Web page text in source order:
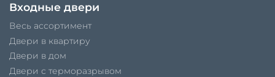
Входные двери
Весь ассортимент
Двери в квартиру
Двери в дом
Двери с терморазрывом